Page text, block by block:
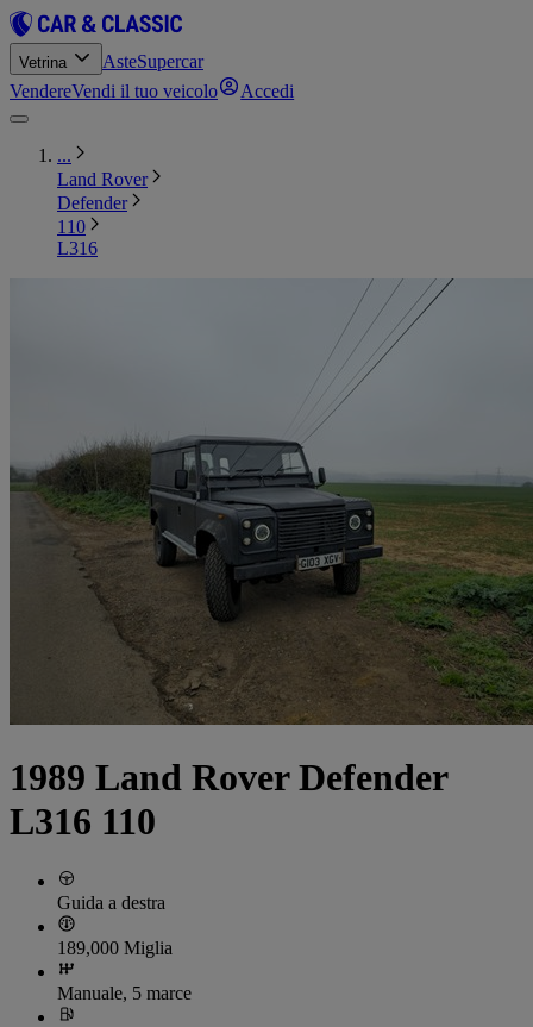
Vetrina AsteSupercar
VendereVendi il tuo veicolo Accedi
...
Land Rover
Defender
110
L316
1989 Land Rover Defender
L316 110
Guida a destra
189,000 Miglia
Manuale, 5 marce